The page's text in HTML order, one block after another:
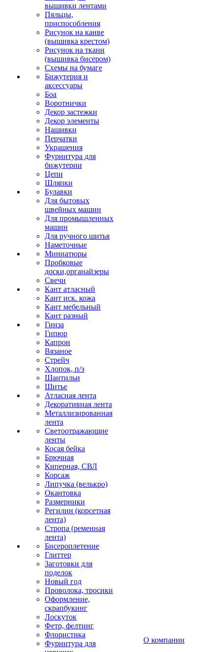
вышивки лентами
Пяльцы,
приспособления
Рисунок на канве
(вышивка крестом)
Рисунок на ткани
(вышивка бисером)
Схемы на бумаге
Бижутерия и
аксессуары
Боа
Воротнички
Декор застежки
Декор элементы
Нашивки
Перчатки
Украшения
Фурнитура для
бижутерии
Цепи
Шляпки
Булавки
Для бытовых
швейных машин
Для промышленных
машин
Для ручного шитья
Наметочные
Миниатюры
Пробковые
доски,органайзеры
Свечи
Кант атласный
Кант иск. кожа
Кант мебельный
Кант разный
Гинза
Гипюр
Капрон
Вязаное
Стрейч
Хлопок, п/э
Шантильи
Шитье
Атласная лента
Декоративная лента
Металлизированная
лента
Светоотражающие
ленты
Косая бейка
Брючная
Киперная, СВЛ
Корсаж
Липучка (велькро)
Окантовка
Размерники
Регилин (корсетная
лента)
Стропа (ременная
лента)
Бисероплетение
Глиттер
Заготовки для
поделок
Новый год
Проволока, тросики
Оформление,
скрапбукинг
Лоскуток
Фетр, фелтинг
Флористика
Фурнитура для
О компании